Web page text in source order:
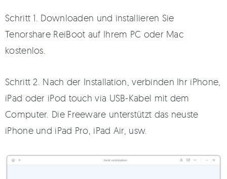
Schritt 1. Downloaden und installieren Sie
Tenorshare ReiBoot auf Ihrem PC oder Mac
kostenlos.
Schritt 2. Nach der Installation, verbinden Ihr iPhone,
iPad oder iPod touch via USB-Kabel mit dem
Computer. Die Freeware unterstützt das neuste
iPhone und iPad Pro, iPad Air, usw.